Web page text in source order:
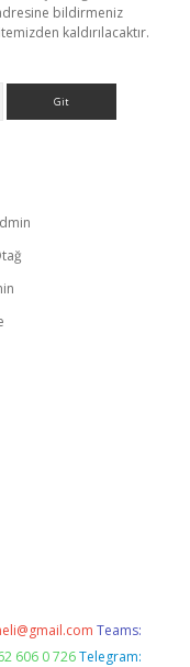
bildirmeniz
kaldırılacaktır.
Teams:
606 0 726 Telegram: